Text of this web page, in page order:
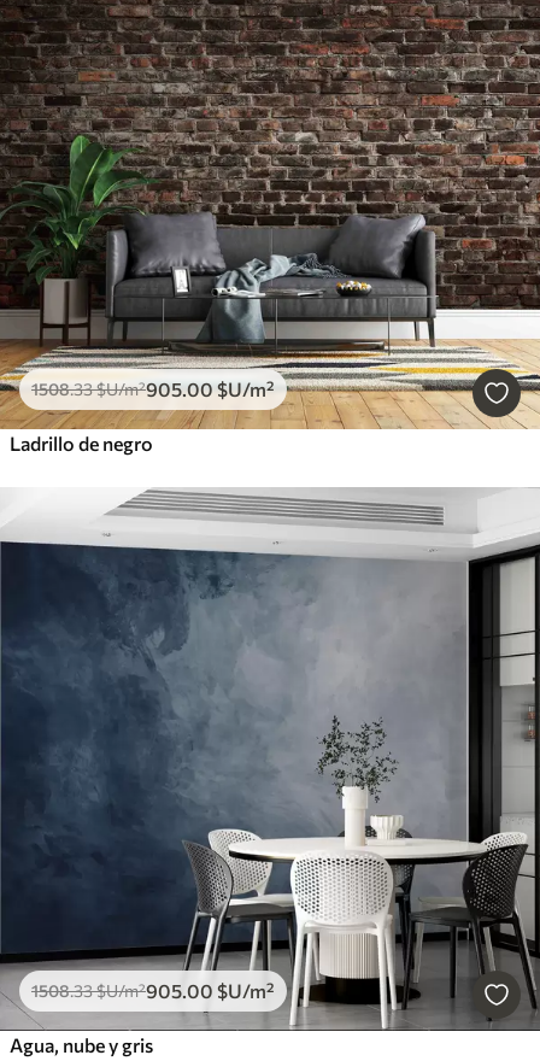
1508.33$U/m²905.00 $U/m²
Ladrillo de negro
1508.33$U/m²905.00 $U/m²
Agua, nube y gris